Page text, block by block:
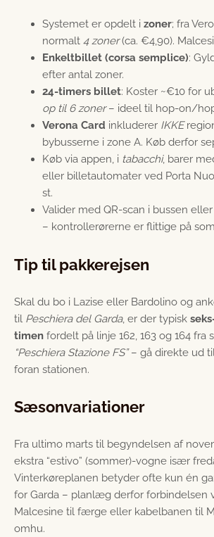
Systemet er opdelt i zoner; fra
normalt 4 zoner(ca. €4,90).
Enkeltbillet (corsa semplice):
efter antal zoner.
24-timers billet: Koster ~€10 for
op til 6 zoner– ideel til hop-on/
Verona Card inkluderer IKKE
bybusserne i zone A. Køb derfor
Køb via appen, i tabacchi, barer
eller billetautomater ved Porta
st.
Valider med QR-scan i bussen
– kontrollerørerne er flittige på
Tip til pakkerejsen
Skal du bo i Lazise eller Bardolino og
til Peschiera del Garda, er der typisk
timen fordelt på linje 162, 163 og 164 fra
“Peschiera Stazione FS”– gå direkte ud
foran stationen.
Sæsonvariationer
Fra ultimo marts til begyndelsen af
ekstra “estivo” (sommer)-vogne især
Vinterkøreplanen betyder ofte kun én
for Garda – planlæg derfor forbindelsen
Malcesine til færge eller kabelbanen til
omhu.